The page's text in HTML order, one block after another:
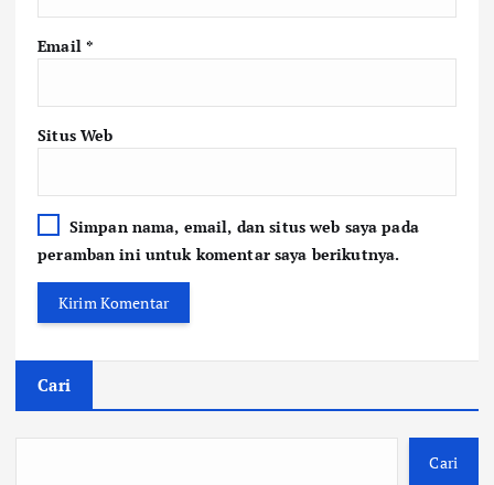
Email *
Situs Web
Simpan nama, email, dan situs web saya pada
peramban ini untuk komentar saya berikutnya.
Cari
Cari